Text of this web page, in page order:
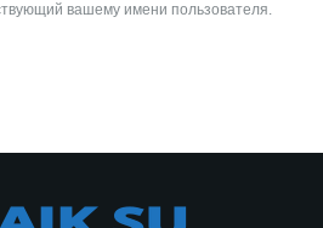
вашему имени пользователя.